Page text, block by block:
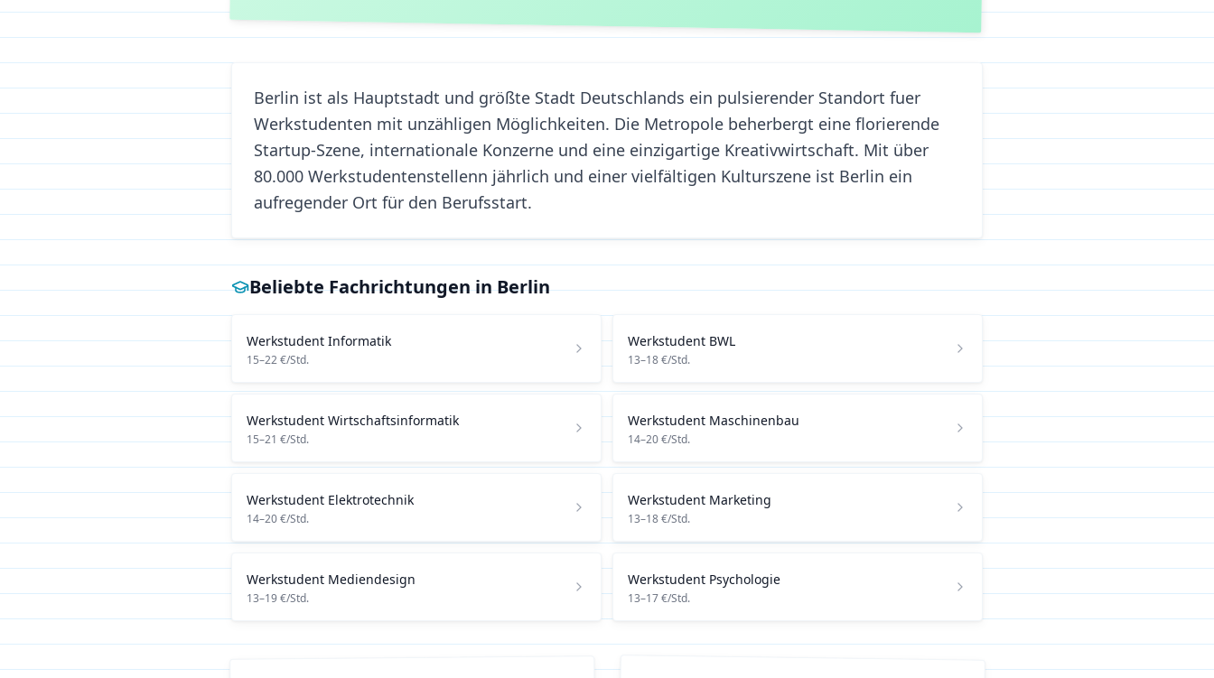
Berlin ist als Hauptstadt und größte Stadt Deutschlands ein pulsierender Standort fuer
Werkstudenten mit unzähligen Möglichkeiten. Die Metropole beherbergt eine florierende
Startup-Szene, internationale Konzerne und eine einzigartige Kreativwirtschaft. Mit über
80.000 Werkstudentenstellenn jährlich und einer vielfältigen Kulturszene ist Berlin ein
aufregender Ort für den Berufsstart.
Beliebte Fachrichtungen inBerlin
Werkstudent Informatik
15–22€/Std.
Werkstudent BWL
13–18€/Std.
Werkstudent Wirtschaftsinformatik
15–21 €/Std.
Werkstudent Maschinenbau
14–20€/Std.
Werkstudent Elektrotechnik
14–20€/Std.
Werkstudent Marketing
13–18€/Std.
Werkstudent Mediendesign
13–19€/Std.
Werkstudent Psychologie
13–17€/Std.